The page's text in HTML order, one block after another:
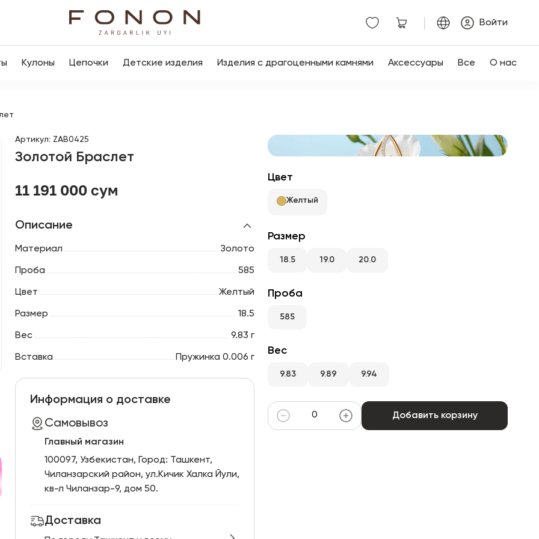
Войти
Кулоны Цепочки Детские изделия Изделия с драгоценными камнями Аксессуары Все О нас
Артикул: ZAB0425
Золотой Браслет
11 191 000 сум
Описание
Материал Золото
Проба 585
Цвет Желтый
Размер 18.5
Вес 9.83 г
Вставка Пружинка 0.006 г
Информация о доставке
Самовывоз
Главный магазин
100097, Узбекистан, Город: Ташкент,
Чиланзарский pайон, ул.Кичик Халка Йули,
кв-л Чиланзар-9, дом 50.
Доставка
Цвет
Желтый
Размер
18.5 19.0 20.0
Проба
585
Вес
9.83 9.89 9.94
Добавить корзину